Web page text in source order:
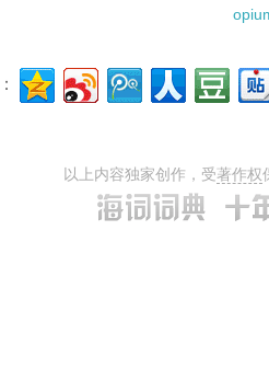
以上内容独家创作，受著作权